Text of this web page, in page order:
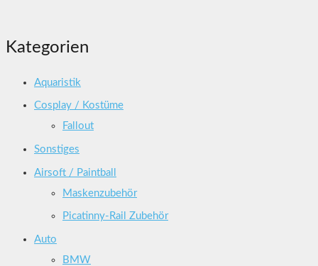
Kategorien
Aquaristik
Cosplay / Kostüme
Fallout
Sonstiges
Airsoft / Paintball
Maskenzubehör
Picatinny-Rail Zubehör
Auto
BMW